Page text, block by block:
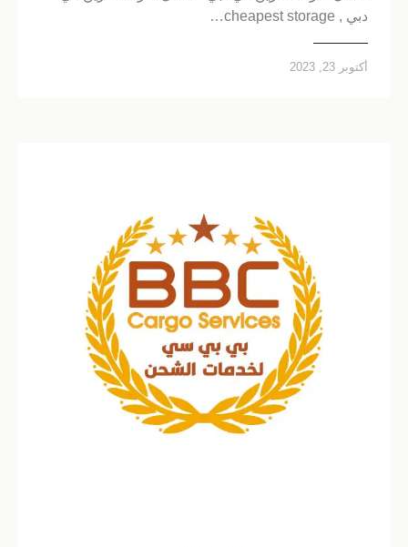
دبي , cheapest storage…
أكتوبر 23, 2023